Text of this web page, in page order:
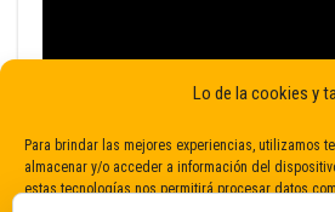
Lo de la cookies y
Para brindar las mejores experiencias, utilizamos
almacenar y/o acceder a información del
estas tecnologías nos permitirá procesar datos